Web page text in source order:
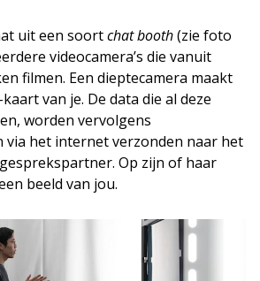
uit een soortchat booth(zie foto
videocamera’s die vanuit
filmen. Een dieptecamera maakt
van je. De data die al deze
worden vervolgens
via het internet verzonden naar het
Op zijn of haar
beeld van jou.